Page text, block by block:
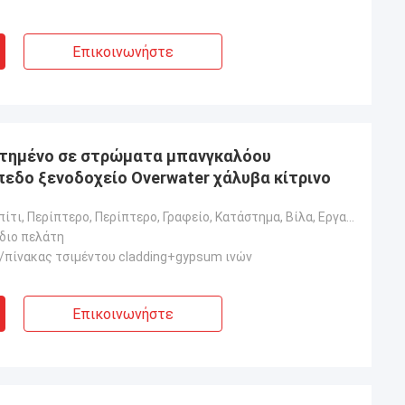
τους
ευτυχής να γίνει φίλοι στις ζωές.
Επικοινωνήστε
σε στρώματα μπανγκαλόου
ξενοδοχείο Overwater χάλυβα κίτρινο
πελάτη
πίνακας τσιμέντου cladding+gypsum ινών
Επικοινωνήστε